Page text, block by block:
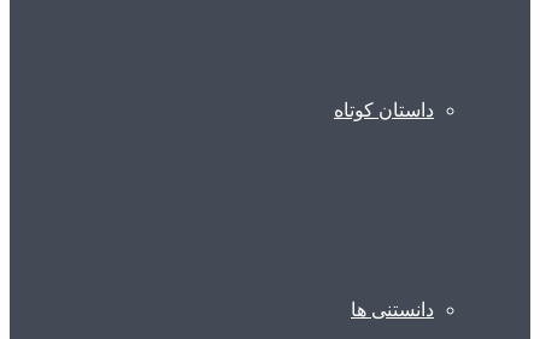
داستان کوتاه
دانستنی ها